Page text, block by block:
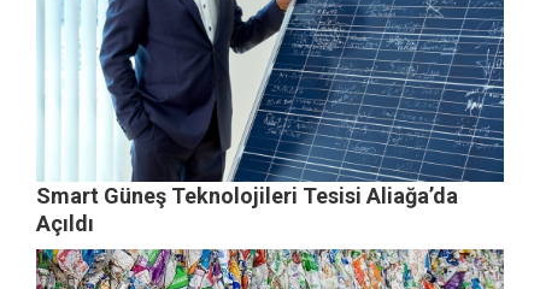
Smart Güneş Teknolojileri Tesisi Aliağa’da
Açıldı